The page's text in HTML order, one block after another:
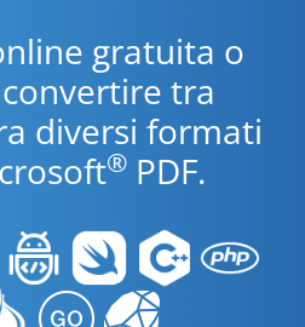
gratuita o
convertire tra
diversi formati
® PDF.